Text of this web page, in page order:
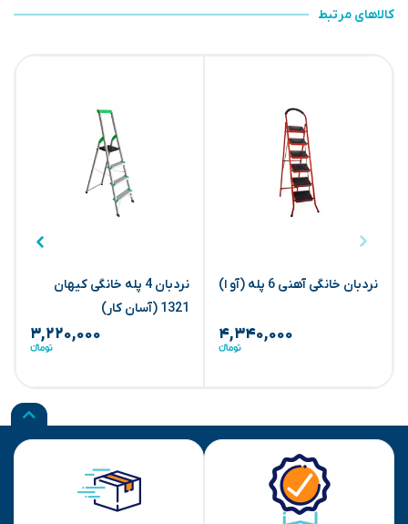
کالاهای مرتبط
نردبان خانگی آهنی 6 پله (آو ا)
۴,۳۴۰,۰۰۰
‏نردبان 4 پله خانگی کیهان
1321 (آسان کار)
۳,۲۲۰,۰۰۰